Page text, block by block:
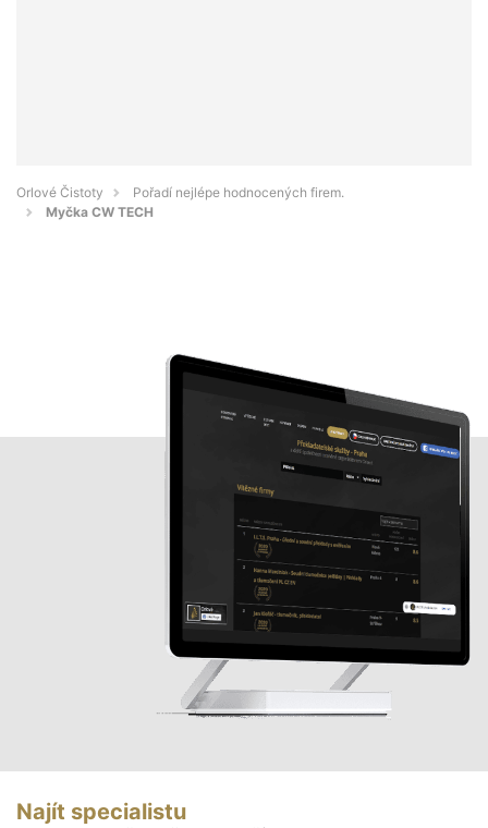
Orlové Čistoty
Pořadí nejlépe hodnocených firem.
Myčka CW TECH
Najít specialistu